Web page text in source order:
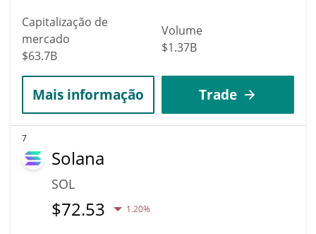
Capitalização de
mercado
$63.7B
Volume
$1.37B
Mais informação Trade
7
Solana
SOL
$72.53 1.20%